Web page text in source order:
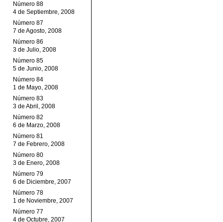
Número 88
4 de Septiembre, 2008
Número 87
7 de Agosto, 2008
Número 86
3 de Julio, 2008
Número 85
5 de Junio, 2008
Número 84
1 de Mayo, 2008
Número 83
3 de Abril, 2008
Número 82
6 de Marzo, 2008
Número 81
7 de Febrero, 2008
Número 80
3 de Enero, 2008
Número 79
6 de Diciembre, 2007
Número 78
1 de Noviembre, 2007
Número 77
4 de Octubre, 2007